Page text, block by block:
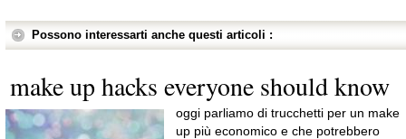
Possono interessarti anche questi articoli :
make up hacks everyone should know
oggi parliamo di trucchetti per un make
up più economico e che potrebbero